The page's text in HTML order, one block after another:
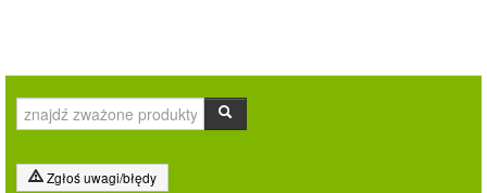
Zgłoś uwagi/błędy